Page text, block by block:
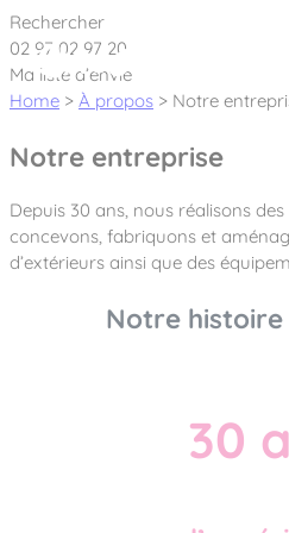
Cookies management panel
Créateur et fabricant
équipements sportifs
Notre partenariat avec
Nos Garanties
Tous nos jeux
Sport & Fitness
Mobilier & accessoires
Rechercher
02 97 02 97 20
Ma liste d’envie
Home > À propos > Notre
Notre entreprise
Depuis 30 ans, nous réalisons
concevons, fabriquons et
d’extérieurs ainsi que des
Notre
30